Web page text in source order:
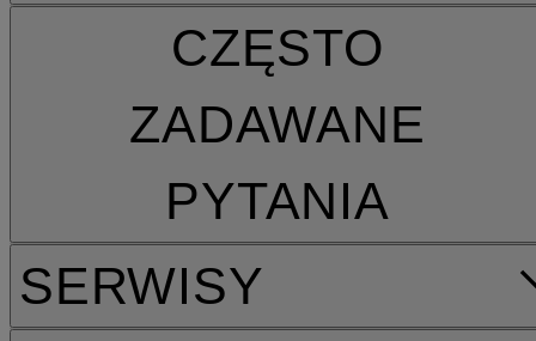
CZĘSTO
ZADAWANE
PYTANIA
SERWISY